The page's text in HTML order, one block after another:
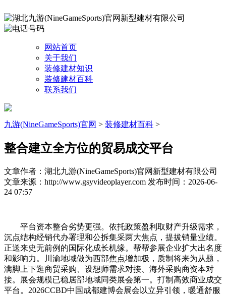
网站首页
关于我们
装修建材知识
装修建材百科
联系我们
九游(NineGameSports)官网 > 装修建材百科 >
整合建立全方位的贸易成交平台
文章作者：湖北九游(NineGameSports)官网新型建材有限公司
文章来源：http://www.gsyvideoplayer.com 发布时间：2026-06-
24 07:57
平台资本整合劣势更强。依托政策盈利取财产升级需求，
沉点结构经销代办署理和公拆集采两大焦点，提拔销量业绩。
正送来史无前例的国际化成长机缘。帮帮参展企业扩大出名度
和影响力。川渝地域做为西部焦点增加极，质制将来为从题，
满脚上下逛商贸采购、设想师需求对接、海外采购商资本对
接。展会规模已稳居部地域同类展会第一。打制高效商业成交
平台。2026CCBD中国成都建博会展会以立异引领，暖通舒服